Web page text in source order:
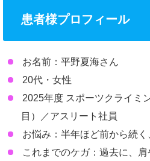
患者様プロフィール
お名前：平野夏海さん
20代・女性
2025年度 スポーツクライミ
目）／アスリート社員
お悩み：半年ほど前から続
これまでのケガ：過去に、